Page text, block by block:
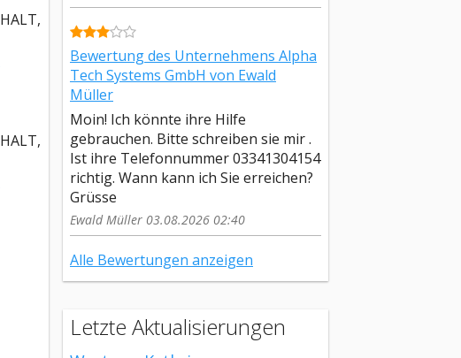
Bewertung des Unternehmens Alpha
Tech Systems GmbH von Ewald
Müller
Moin! Ich könnte ihre Hilfe
gebrauchen. Bitte schreiben sie mir .
Ist ihre Telefonnummer 03341304154
richtig. Wann kann ich Sie erreichen?
Grüsse
Ewald Müller 03.08.2026 02:40
Alle Bewertungen anzeigen
Letzte Aktualisierungen